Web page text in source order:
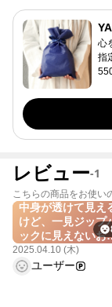
心
指
レビュー-1
こちらの商品をお使い
中身が透けて見え
けど、一見ジップ
ックに見えないお
ゃれ感がいいです
ね。山行きだけでな
2025.04.10 (木)
ユーザー